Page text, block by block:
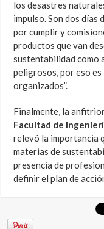
los desastres
impulso. Son dos días
por cumplir y
productos que van
sustentabilidad como
peligrosos, por eso
organizados”.
Finalmente, la
Facultad de
relevó la importancia
materias de
presencia de
definir el plan de